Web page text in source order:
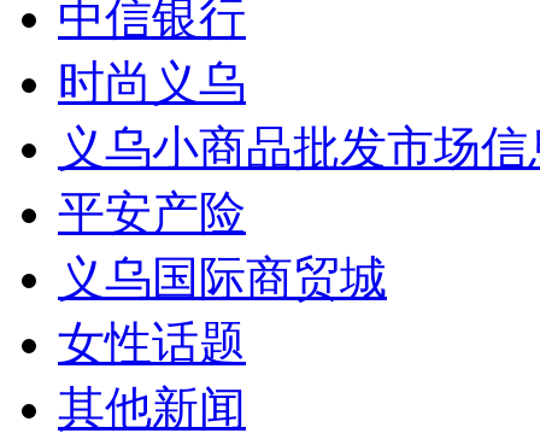
中信银行
时尚义乌
义乌小商品批发市场
平安产险
义乌国际商贸城
女性话题
其他新闻